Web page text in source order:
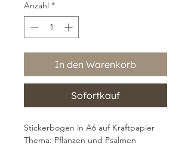
Anzahl *
In den Warenkorb
Sofortkauf
Stickerbogen in A6 auf Kraftpapier
Thema: Pflanzen und Psalmen